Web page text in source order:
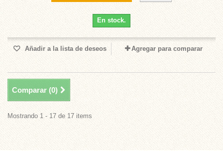
En stock.
Añadir a la lista de deseos Agregar para comparar
Comparar (0)
Mostrando 1 - 17 de 17 items